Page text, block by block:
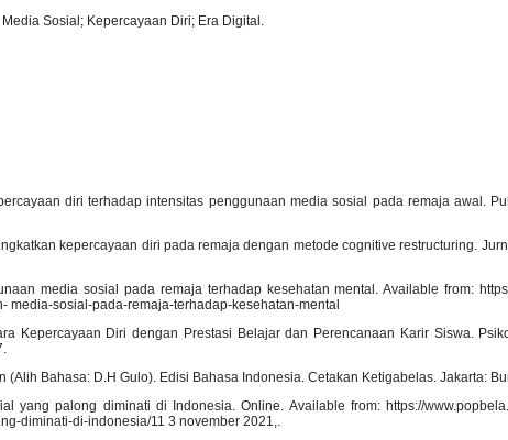
Sosial; Kepercayaan Diri; Era Digital.
diri terhadap intensitas penggunaan media sosial pada remaja awal.
kepercayaan diri pada remaja dengan metode cognitive restructuring.
media sosial pada remaja terhadap kesehatan mental. Available from:
media-sosial-pada-remaja-terhadap-kesehatan-mental
Kepercayaan Diri dengan Prestasi Belajar dan Perencanaan Karir Siswa.
(Alih Bahasa: D.H Gulo). Edisi Bahasa Indonesia. Cetakan Ketigabelas. Jakarta:
yang palong diminati di Indonesia. Online. Available from: https://
diminati-di-indonesia/11 3 november 2021,.